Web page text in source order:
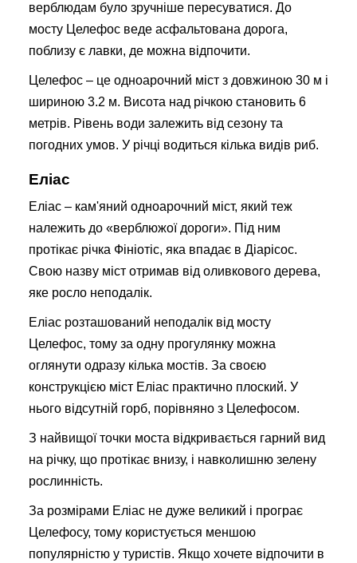
верблюдам було зручніше пересуватися. До
мосту Целефос веде асфальтована дорога,
поблизу є лавки, де можна відпочити.
Целефос – це одноарочний міст з довжиною 30 м і
шириною 3.2 м. Висота над річкою становить 6
метрів. Рівень води залежить від сезону та
погодних умов. У річці водиться кілька видів риб.
Еліас
Еліас – кам'яний одноарочний міст, який теж
належить до «верблюжої дороги». Під ним
протікає річка Фініотіс, яка впадає в Діарісос.
Свою назву міст отримав від оливкового дерева,
яке росло неподалік.
Еліас розташований неподалік від мосту
Целефос, тому за одну прогулянку можна
оглянути одразу кілька мостів. За своєю
конструкцією міст Еліас практично плоский. У
нього відсутній горб, порівняно з Целефосом.
З найвищої точки моста відкривається гарний вид
на річку, що протікає внизу, і навколишню зелену
рослинність.
За розмірами Еліас не дуже великий і програє
Целефосу, тому користується меншою
популярністю у туристів. Якщо хочете відпочити в